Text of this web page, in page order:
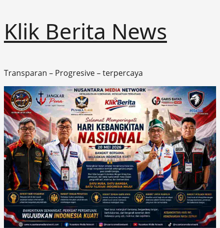
Klik Berita News
Transparan – Progresive – terpercaya